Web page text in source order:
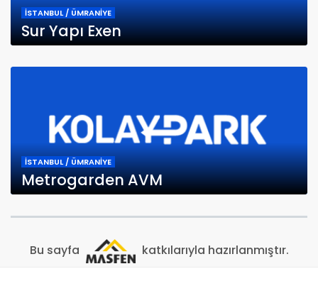
İSTANBUL / ÜMRANİYE
Sur Yapı Exen
İSTANBUL / ÜMRANİYE
Metrogarden AVM
Bu sayfa katkılarıyla hazırlanmıştır.